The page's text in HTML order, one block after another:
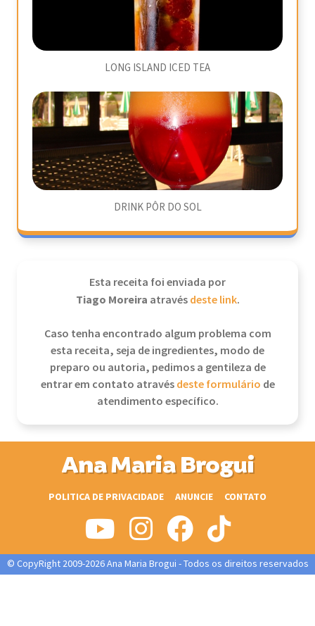
LONG ISLAND ICED TEA
DRINK PÔR DO SOL
Esta receita foi enviada por
Tiago Moreira atravésdeste link.
Caso tenha encontrado algum problema com
esta receita, seja de ingredientes, modo de
preparo ou autoria, pedimos a gentileza de
entrar em contato atravésdeste formulário de
atendimento específico.
Ana Maria Brogui
POLITICA DE PRIVACIDADE ANUNCIE CONTATO
© CopyRight 2009-2026 Ana Maria Brogui - Todos os direitos reservados